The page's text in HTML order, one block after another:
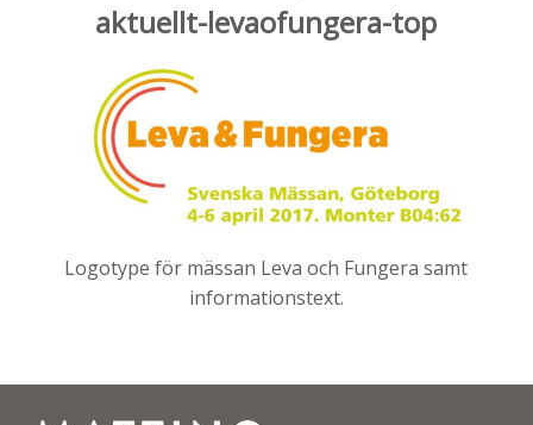
aktuellt-levaofungera-top
Logotype för mässan Leva och Fungera samt
informationstext.